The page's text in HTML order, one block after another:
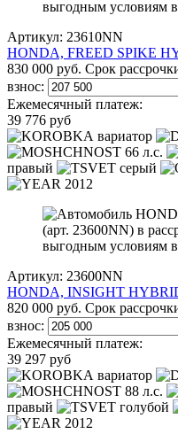
Артикул: 23610NN
HONDA, FREED SPIKE
830 000 руб. Срок
взнос:
Ежемесячный платеж:
39 776 руб
вариатор
66 л.с.
правый
серый
2012
Артикул: 23600NN
HONDA, INSIGHT
820 000 руб. Срок
взнос:
Ежемесячный платеж:
39 297 руб
вариатор
88 л.с.
правый
голубой
2012